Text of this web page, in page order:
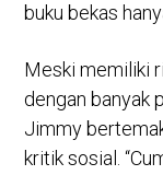
buku bekas
Meski memiliki
dengan banyak
Jimmy
kritik sosial.